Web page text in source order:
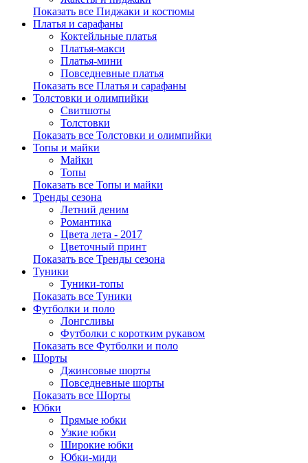
Показать все Пиджаки и костюмы
Платья и сарафаны
Коктейльные платья
Платья-макси
Платья-мини
Повседневные платья
Показать все Платья и сарафаны
Толстовки и олимпийки
Свитшоты
Толстовки
Показать все Толстовки и олимпийки
Топы и майки
Майки
Топы
Показать все Топы и майки
Тренды сезона
Летний деним
Романтика
Цвета лета - 2017
Цветочный принт
Показать все Тренды сезона
Туники
Туники-топы
Показать все Туники
Футболки и поло
Лонгсливы
Футболки с коротким рукавом
Показать все Футболки и поло
Шорты
Джинсовые шорты
Повседневные шорты
Показать все Шорты
Юбки
Прямые юбки
Узкие юбки
Широкие юбки
Юбки-миди